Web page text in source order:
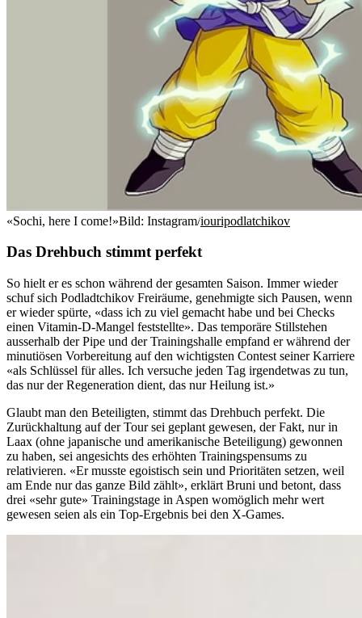
«Sochi, here I come!»Bild: Instagram/iouripodlatchikov
Das Drehbuch stimmt perfekt
So hielt er es schon während der gesamten Saison. Immer wieder
schuf sich Podladtchikov Freiräume, genehmigte sich Pausen, wenn
er wieder spürte, «dass ich zu viel gemacht habe und bei Checks
einen Vitamin-D-Mangel feststellte». Das temporäre Stillstehen
ausserhalb der Pipe und der Trainingshalle empfand er während der
minutiösen Vorbereitung auf den wichtigsten Contest seiner Karriere
«als Schlüssel für alles. Ich versuche jeden Tag irgendetwas zu tun,
das nur der Regeneration dient, das nur Heilung ist.»
Glaubt man den Beteiligten, stimmt das Drehbuch perfekt. Die
Zurückhaltung auf der Tour sei geplant gewesen, der Fakt, nur in
Laax (ohne japanische und amerikanische Beteiligung) gewonnen
zu haben, sei angesichts des erhöhten Trainingspensums zu
relativieren. «Er musste egoistisch sein und Prioritäten setzen, weil
am Ende nur das ganze Bild zählt», erklärt Bruni und betont, dass
drei «sehr gute» Trainingstage in Aspen womöglich mehr wert
gewesen seien als ein Top-Ergebnis bei den X-Games.